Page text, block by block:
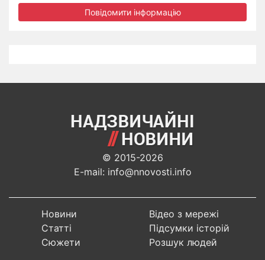
Повідомити інформацію
© 2015-2026
E-mail: info@nnovosti.info
Новини
Статті
Сюжети
Відео з мережі
Підсумки історій
Розшук людей